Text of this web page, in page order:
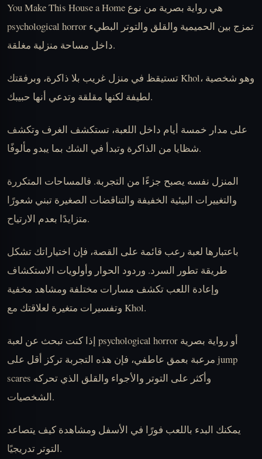
You Make This House a Home هي رواية بصرية من نوع
psychological horror تمزج بين الحميمية والقلق والتوتر البطيء
داخل مساحة منزلية مغلقة.
تستيقظ في منزل غريب بلا ذاكرة، وبرفقتك Khol، وهو شخصية
لطيفة لكنها مقلقة وتدعي أنها حبيبك.
على مدار خمسة أيام داخل اللعبة، تستكشف الغرف وتكشف
شظايا من الذاكرة وتبدأ في الشك بما يبدو مألوفًا.
المنزل نفسه يصبح جزءًا من التجربة. فالمساحات المتكررة
والتغييرات البيئية الخفيفة والتناقضات الصغيرة تبني شعورًا
متزايدًا بعدم الارتياح.
باعتبارها لعبة رعب قائمة على القصة، فإن اختياراتك تشكل
طريقة تطور السرد. وردود الحوار وأولويات الاستكشاف
وإعادة اللعب تكشف مسارات مختلفة ومشاهد مخفية
وتفسيرات متغيرة لعلاقتك مع Khol.
إذا كنت تبحث عن لعبة psychological horror أو رواية بصرية
مرعبة بعمق عاطفي، فإن هذه التجربة تركز أقل على jump
scares وأكثر على التوتر والأجواء والقلق الذي تحركه
الشخصيات.
يمكنك البدء باللعب فورًا في الأسفل ومشاهدة كيف يتصاعد
التوتر تدريجيًا.